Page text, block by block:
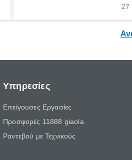
πληροφορίες για το «κνησμός τι27
Υπηρεσίες
Επείγουσες Εργασίες
Προσφορές 11888 giaola
Ραντεβού με Τεχνικούς